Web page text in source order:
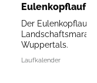
Eulenkopflauf
Der Eulenkopflauf
Wuppertals.
Laufkalender